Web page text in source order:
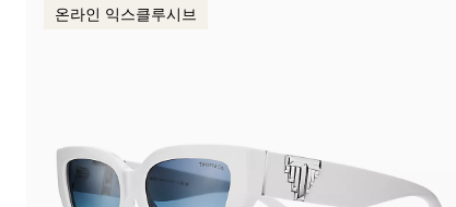
온라인 익스클루시브